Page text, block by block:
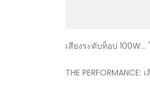
เสียงระดับท็อป
THE PERFORMANCE: